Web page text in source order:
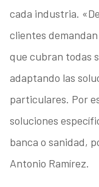
cada industria.
clientes
que cubran todas
adaptando las
particulares. Por
soluciones
banca o sanidad,
Antonio Ramírez.